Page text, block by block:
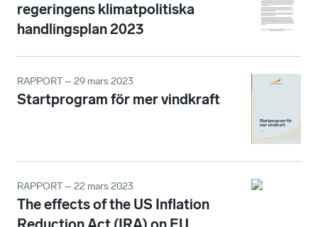
regeringens klimatpolitiska
handlingsplan 2023
RAPPORT – 29 mars 2023
Startprogram för mer vindkraft
RAPPORT – 22 mars 2023
The effects of the US Inflation